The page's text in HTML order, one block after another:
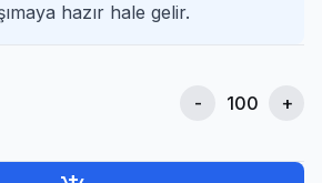
hazır hale gelir.
- +